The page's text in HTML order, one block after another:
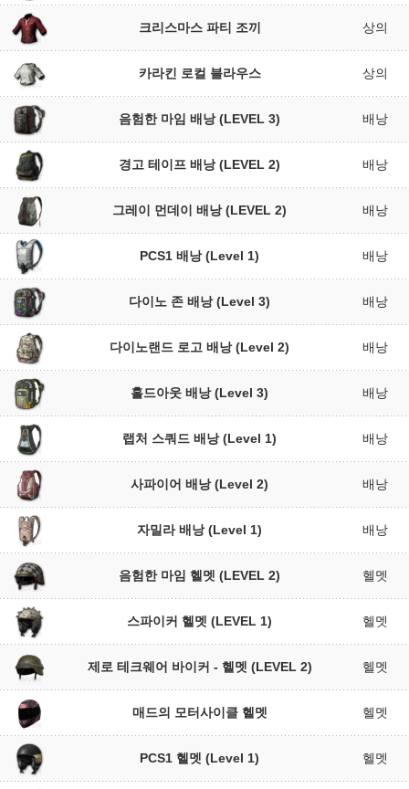
크리스마스 파티 조끼 상의
카라킨 로컬 블라우스 상의
음험한 마임 배낭 (LEVEL 3) 배낭
경고 테이프 배낭 (LEVEL 2) 배낭
그레이 먼데이 배낭 (LEVEL 2) 배낭
PCS1 배낭 (Level 1) 배낭
다이노 존 배낭 (Level 3) 배낭
다이노랜드 로고 배낭 (Level 2) 배낭
홀드아웃 배낭 (Level 3) 배낭
랩처 스쿼드 배낭 (Level 1) 배낭
사파이어 배낭 (Level 2) 배낭
자밀라 배낭 (Level 1) 배낭
음험한 마임 헬멧 (LEVEL 2) 헬멧
스파이커 헬멧 (LEVEL 1) 헬멧
제로 테크웨어 바이커 - 헬멧 (LEVEL 2) 헬멧
매드의 모터사이클 헬멧 헬멧
PCS1 헬멧 (Level 1) 헬멧